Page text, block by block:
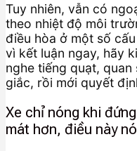
Tuy nhiên, vẫn có
theo nhiệt độ môi
điều hòa ở một số
vì kết luận ngay, hãy
nghe tiếng quạt,
giắc, rồi mới quyết
Xe chỉ nóng khi
mát hơn, điều này